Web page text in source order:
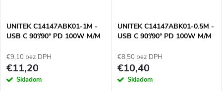
UNITEK C14147ABK01-1M -
USB C 90°/90° PD 100W M/M
€9,10 bez DPH
€11,20
Skladom
UNITEK C14147ABK01-0.5M -
USB C 90°/90° PD 100W M/M
€8,50 bez DPH
€10,40
Skladom